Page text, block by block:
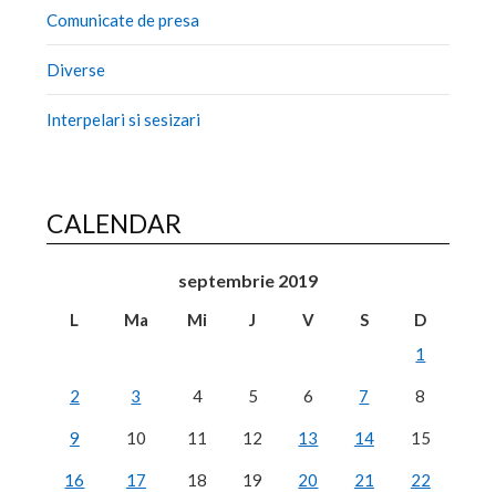
Comunicate de presa
Diverse
Interpelari si sesizari
CALENDAR
septembrie 2019
L Ma Mi J V S
D
1
2 3 4 5 6 7 8
9 10 11 12 13 14 15
16 17 18 19 20 21 22